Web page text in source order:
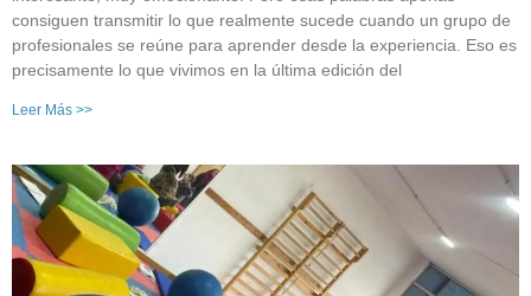
consiguen transmitir lo que realmente sucede cuando un grupo de
profesionales se reúne para aprender desde la experiencia. Eso es
precisamente lo que vivimos en la última edición del
Leer Más >>